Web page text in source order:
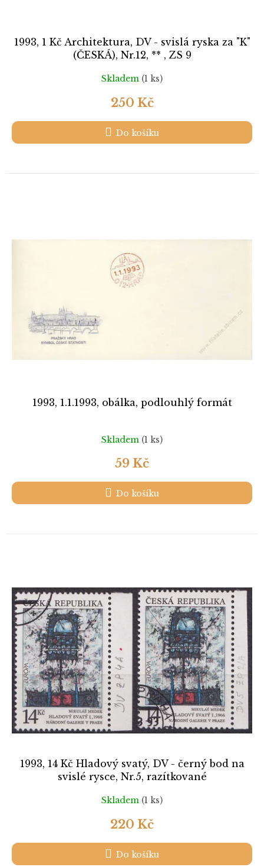
1993, 1 Kč Architektura, DV - svislá ryska za "K"
(ČESKÁ), Nr.12, ** , ZS 9
Skladem (1 ks)
250 Kč
Do košíku
1993, 1.1.1993, obálka, podlouhlý formát
Skladem (1 ks)
59 Kč
Do košíku
1993, 14 Kč Hladový svatý, DV - černý bod na
svislé rysce, Nr.5, razítkované
Skladem (1 ks)
220 Kč
Do košíku